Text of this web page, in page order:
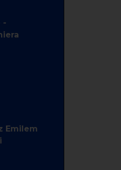
-
Emilem